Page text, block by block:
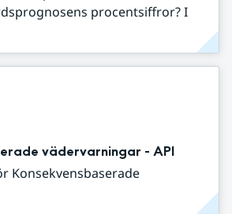
procentsiffror? I
vädervarningar - API
Konsekvensbaserade